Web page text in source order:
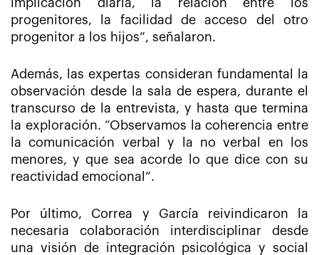
implicación diaria, la relación entre los
progenitores, la facilidad de acceso del otro
progenitor a los hijos”, señalaron.
Además, las expertas consideran fundamental la
observación desde la sala de espera, durante el
transcurso de la entrevista, y hasta que termina
la exploración. “Observamos la coherencia entre
la comunicación verbal y la no verbal en los
menores, y que sea acorde lo que dice con su
reactividad emocional”.
Por último, Correa y García reivindicaron la
necesaria colaboración interdisciplinar desde
una visión de integración psicológica y social